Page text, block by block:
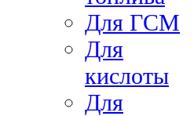
Для ГСМ
Для
кислоты
Для